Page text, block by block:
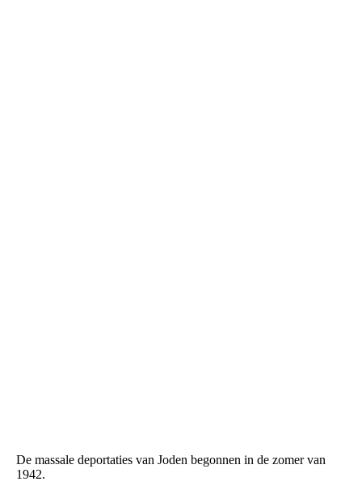
De massale deportaties van Joden begonnen in de zomer van
1942.